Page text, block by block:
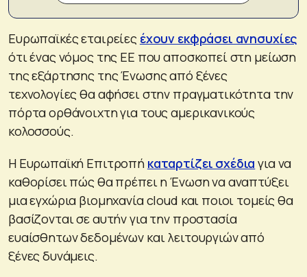
Ευρωπαϊκές εταιρείες έχουν εκφράσει ανησυχίες
ότι ένας νόμος της ΕΕ που αποσκοπεί στη μείωση
της εξάρτησης της Ένωσης από ξένες
τεχνολογίες θα αφήσει στην πραγματικότητα την
πόρτα ορθάνοιχτη για τους αμερικανικούς
κολοσσούς.
Η Ευρωπαϊκή Επιτροπή καταρτίζει σχέδια για να
καθορίσει πώς θα πρέπει η Ένωση να αναπτύξει
μια εγχώρια βιομηχανία cloud και ποιοι τομείς θα
βασίζονται σε αυτήν για την προστασία
ευαίσθητων δεδομένων και λειτουργιών από
ξένες δυνάμεις.